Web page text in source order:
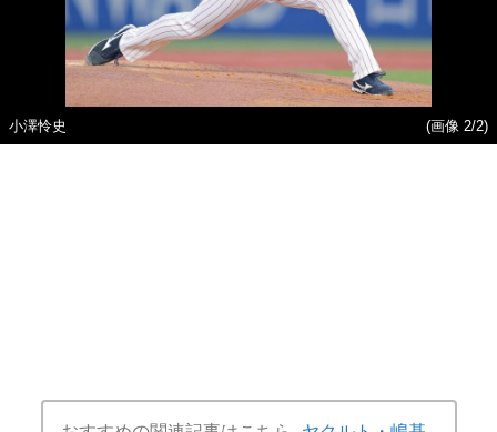
小澤怜史 (画像 2/2)